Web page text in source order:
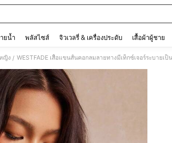
ยน้ำ พลัสไซส์ จิวเวลรี่ & เครื่องประดับ เสื้อผ้าผู้ชาย
ญิง /